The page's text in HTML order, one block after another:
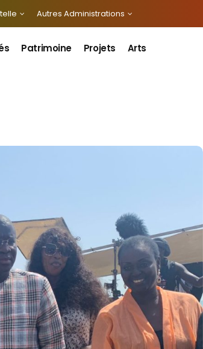
Autres Administrations
Patrimoine Projets Arts